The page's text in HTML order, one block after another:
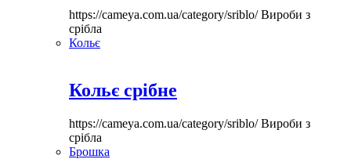
https://cameya.com.ua/category/sriblo/Вироби з
срібла
Кольє
Кольє срібне
https://cameya.com.ua/category/sriblo/Вироби з
срібла
Брошка